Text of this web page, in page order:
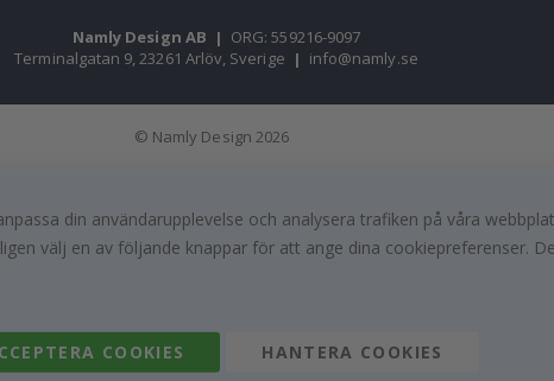
Namly Design AB | ORG: 559216-9097
Terminalgatan 9, 23261 Arlöv, Sverige | info@namly.se
© Namly Design 2026
din användarupplevelse och analysera trafiken på våra
välj en av följande knappar för att ange dina cookiepreferenser.
COOKIES HANTERA COOKIES